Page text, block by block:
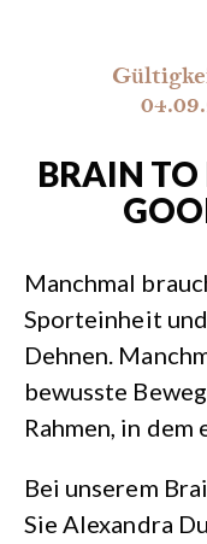
BRAIN TO
Manchmal
Sporteinheit
Dehnen.
bewusste
Rahmen, in
Bei unserem
Sie Alexandra